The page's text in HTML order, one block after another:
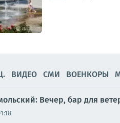
ВИДЕО СМИ ВОЕНКОРЫ
Вечер, бар для